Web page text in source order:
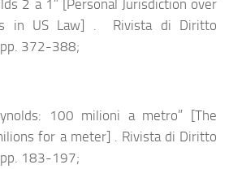
2 a 1” [Personal Jurisdiction over
in US Law] . Rivista di Diritto
372-388;
100 milioni a metro” [The
for a meter] . Rivista di Diritto
183-197;